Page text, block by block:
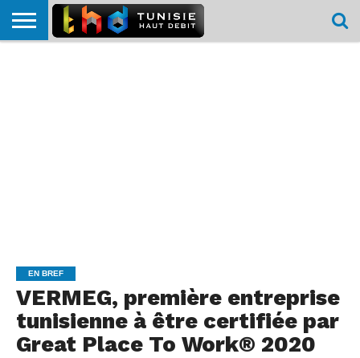
EN BREF
VERMEG, première entreprise
tunisienne à être certifiée par
Great Place To Work® 2020